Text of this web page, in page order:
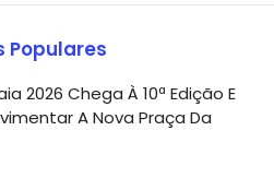
Populares
2026 Chega À 10ª Edição E
A Nova Praça Da